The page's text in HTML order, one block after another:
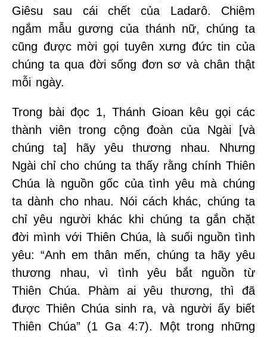
Giêsu sau cái chết của Ladarô. Chiêm
ngắm mẫu gương của thánh nữ, chúng ta
cũng được mời gọi tuyên xưng đức tin của
chúng ta qua đời sống đơn sơ và chân thật
mỗi ngày.
Trong bài đọc 1, Thánh Gioan kêu gọi các
thành viên trong cộng đoàn của Ngài [và
chúng ta] hãy yêu thương nhau. Nhưng
Ngài chỉ cho chúng ta thấy rằng chính Thiên
Chúa là nguồn gốc của tình yêu mà chúng
ta dành cho nhau. Nói cách khác, chúng ta
chỉ yêu người khác khi chúng ta gắn chặt
đời mình với Thiên Chúa, là suối nguồn tình
yêu: “Anh em thân mến, chúng ta hãy yêu
thương nhau, vì tình yêu bắt nguồn từ
Thiên Chúa. Phàm ai yêu thương, thì đã
được Thiên Chúa sinh ra, và người ấy biết
Thiên Chúa” (1 Ga 4:7). Một trong những